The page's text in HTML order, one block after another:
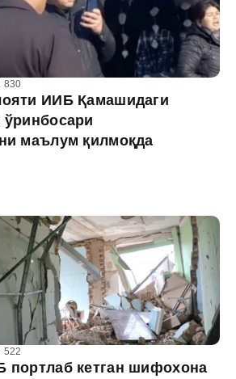
830
ИИБ Қамашидаги
маълум қилмоқда
522
портлаб кетган шифохона